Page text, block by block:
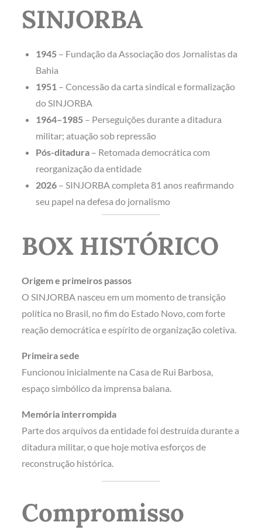
SINJORBA
1945 – Fundação da Associação dos Jornalistas da
Bahia
1951 – Concessão da carta sindical e formalização
do SINJORBA
1964–1985 – Perseguições durante a ditadura
militar; atuação sob repressão
Pós-ditadura – Retomada democrática com
reorganização da entidade
2026 – SINJORBA completa 81 anos reafirmando
seu papel na defesa do jornalismo
BOX HISTÓRICO
Origem e primeiros passos
O SINJORBA nasceu em um momento de transição
política no Brasil, no fim do Estado Novo, com forte
reação democrática e espírito de organização coletiva.
Primeira sede
Funcionou inicialmente na Casa de Rui Barbosa,
espaço simbólico da imprensa baiana.
Memória interrompida
Parte dos arquivos da entidade foi destruída durante a
ditadura militar, o que hoje motiva esforços de
reconstrução histórica.
Compromisso